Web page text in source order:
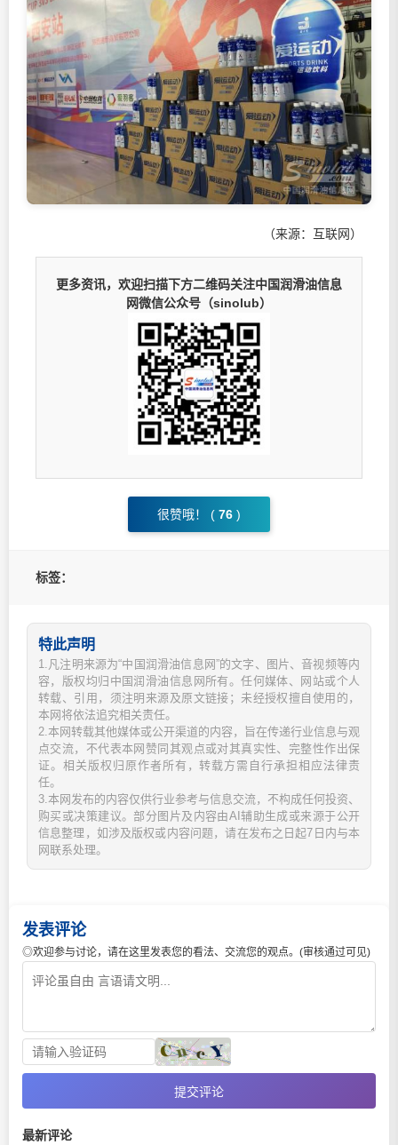
（来源：互联网）
更多资讯，欢迎扫描下方二维码关注中国润滑油信息
网微信公众号（sinolub）
很赞哦！ ( 76 )
标签：
特此声明
1.凡注明来源为“中国润滑油信息网”的文字、图片、音视频等内
容，版权均归中国润滑油信息网所有。任何媒体、网站或个人
转载、引用，须注明来源及原文链接；未经授权擅自使用的，
本网将依法追究相关责任。
2.本网转载其他媒体或公开渠道的内容，旨在传递行业信息与观
点交流，不代表本网赞同其观点或对其真实性、完整性作出保
证。相关版权归原作者所有，转载方需自行承担相应法律责
任。
3.本网发布的内容仅供行业参考与信息交流，不构成任何投资、
购买或决策建议。部分图片及内容由AI辅助生成或来源于公开
信息整理，如涉及版权或内容问题，请在发布之日起7日内与本
网联系处理。
发表评论
◎欢迎参与讨论，请在这里发表您的看法、交流您的观点。(审核通过可见)
提交评论
最新评论